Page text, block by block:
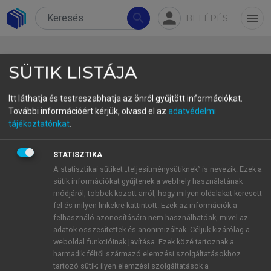
search person BELÉPÉS menu
4.3. A multiplikatívuszi alakok
Az adatok elemzésénél kizártuk azokat a kódexeket,
amelyekben nem található legalább 15
multiplikatívuszi forma.1 Az így kiesett szövegek:
AporK, BirkK, CzechK, FestK, GömK, GyöngyK,
KeszthK, KrizaK, KrisztL, KulcsK, MiskT, PeerK,
PiryH, PozsK, SándK, SimorK; kizártuk továbbá a
ThewrK-et is, mert bár éppen 15 adat található
benne, ezek egy része nem ómagyar kori, hanem
SÜTIK LISTÁJA
Itt láthatja és testreszabhatja az önről gyűjtött információkat.
További információért kérjük, olvasd el az adatvédelmi
tájékoztatónkat.
STATISZTIKA
A statisztikai sütiket „teljesítménysütiknek” is nevezik. Ezek a
sütik információkat gyűjtenek a webhely használatának
módjáról, többek között arról, hogy milyen oldalakat keresett
fel és milyen linkekre kattintott. Ezek az információk a
felhasználó azonosítására nem használhatóak, mivel az
adatok összesítettek és anonimizáltak. Céljuk kizárólag a
weboldal funkcióinak javítása. Ezek közé tartoznak a
harmadik féltől származó elemzési szolgáltatásokhoz
tartozó sütik; ilyen elemzési szolgáltatások a